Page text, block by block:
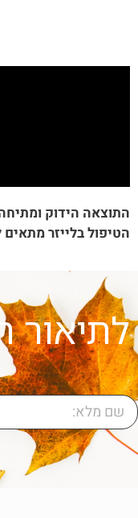
התוצאה הידוק
הטיפול בלייזר
לתיאור